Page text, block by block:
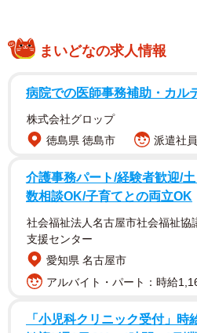
先行カットでは、本人の指定ペ
の街を歩く様子、同じくペンラ
まいどなの求人情報
病院での医師事務補助・カル
株式会社グロップ
徳島県 徳島市
派遣社
介護事務パート/経験者歓迎/
数相談OK/子育てとの両立OK
社会福祉法人名古屋市社会福祉協
支援センター
愛知県 名古屋市
アルバイト・パート：時給
「小児科クリニック受付」時